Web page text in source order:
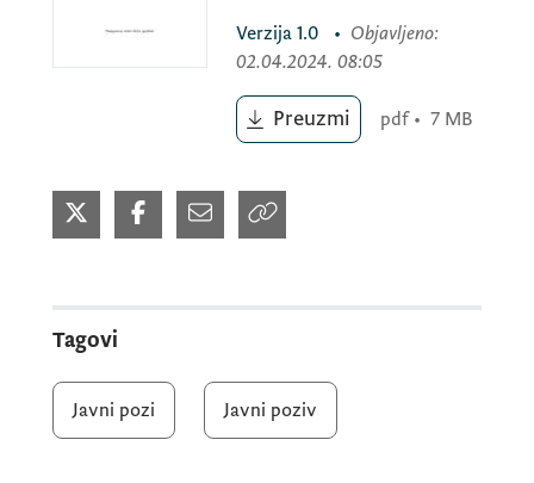
na Nacrt strategije. Verzija 1.0 • Objavljeno:
02.04.2024. 08:05
Preuzmi pdf • 7 MB
Tagovi
Javni pozi Javni poziv